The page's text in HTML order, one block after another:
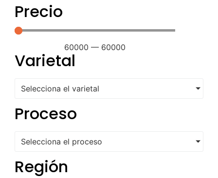
Precio
60000 — 60000
Varietal
Selecciona el varietal
Proceso
Selecciona el proceso
Región